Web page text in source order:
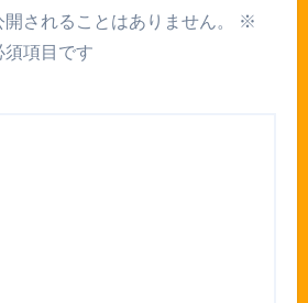
されることはありません。
※
項目です